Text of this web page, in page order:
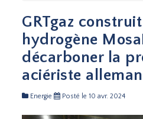
GRTgaz
hydrogène
décarboner la
aciériste
Energie Posté le 10 avr. 2024